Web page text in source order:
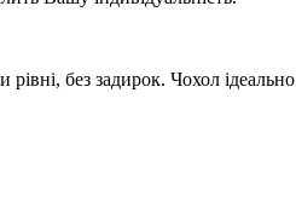
без задирок. Чохол